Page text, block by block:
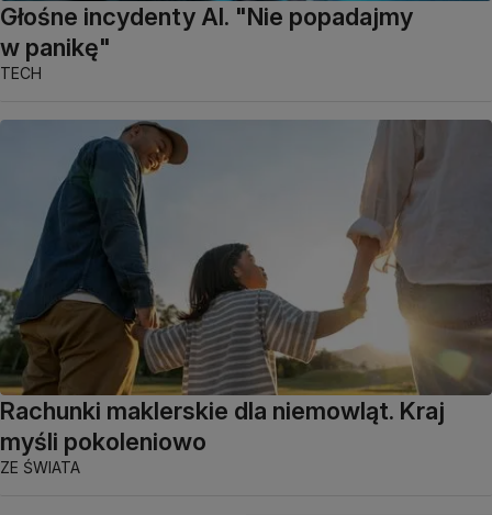
Głośne incydenty AI. "Nie popadajmy
w panikę"
TECH
Rachunki maklerskie dla niemowląt. Kraj
myśli pokoleniowo
ZE ŚWIATA